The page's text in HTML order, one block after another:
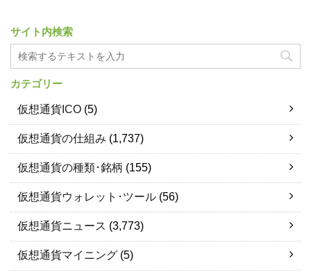
サイト内検索
カテゴリー
仮想通貨ICO (5)
仮想通貨の仕組み (1,737)
仮想通貨の種類･銘柄 (155)
仮想通貨ウォレット･ツール (56)
仮想通貨ニュース (3,773)
仮想通貨マイニング (5)